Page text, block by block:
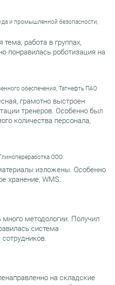
и промышленной безопасности,
тема, работа в группах,
понравилась роботизация на
обеспечения, Татнефть ПАО
грамотно выстроен
тренеров. Особенно был
количества персонала,
ООО
изложены. Особенно
хранение, WMS.
методологии. Получил
система
на складские